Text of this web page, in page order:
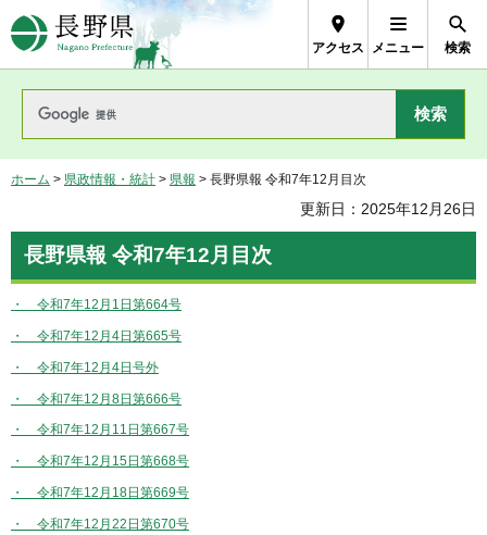
長野県Nagano Prefecture
アクセス メニュー 検索
ホーム > 県政情報・統計 > 県報 > 長野県報 令和7年12月目次
更新日：2025年12月26日
長野県報 令和7年12月目次
・ 令和7年12月1日第664号
・ 令和7年12月4日第665号
・ 令和7年12月4日号外
・ 令和7年12月8日第666号
・ 令和7年12月11日第667号
・ 令和7年12月15日第668号
・ 令和7年12月18日第669号
・ 令和7年12月22日第670号